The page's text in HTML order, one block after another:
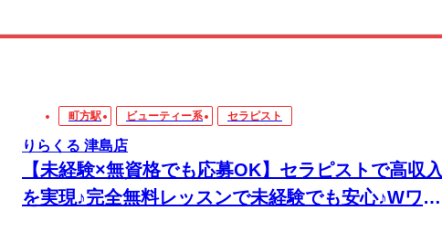
町方駅 ビューティー系 セラピスト
りらくる 津島店
【未経験×無資格でも応募OK】セラピストで高収入
を実現♪完全無料レッスンで未経験でも安心♪Wワー